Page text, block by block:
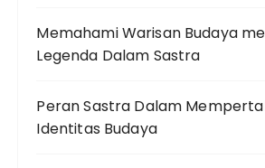
Memahami Warisan Budaya
Legenda Dalam Sastra
Peran Sastra Dalam
Identitas Budaya